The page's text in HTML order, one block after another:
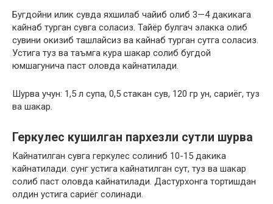
Бугдойни илик сувда яхшилаб чайиб олиб 3—4 дакикага
кайнаб турган сувга соласиз. Тайёр булгач элакка олиб
сувини окизиб ташлайсиз ва кайнаб турган сутга соласиз.
Устига туз ва таъмга кура шакар солиб бугдой
юмшагунича паст оловда кайнатилади.
Шурва учун: 1,5 л супа, 0,5 стакан сув, 120 гр ун, сариёг, туз
ва шакар.
Геркулес кушилган пархезли сутли шурва
Кайнатилган сувга геркулес солиниб 10-15 дакика
кайнатилади. сунг устига кайнатилган сут, туз ва шакар
солиб паст оловда кайнатилади. Дастурхонга тортишдан
олдин устига сариёг солинади.